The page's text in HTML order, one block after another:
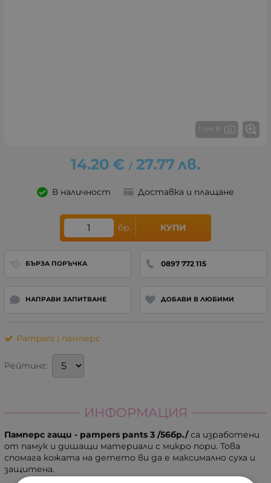
1 от 8
14.20 € / 27.77лв.
В наличност Доставка и плащане
бр. КУПИ
БЪРЗА ПОРЪЧКА 0897 772 115
НАПРАВИ ЗАПИТВАНЕ ДОБАВИ В ЛЮБИМИ
Pampers | памперс
Рейтинг:
ИНФОРМАЦИЯ
Памперс гащи - pampers pants 3 /56бр./са изработени
от памук и дишащи материали с микро пори. Това
спомага кожата на детето ви да е максимално суха и
защитена.